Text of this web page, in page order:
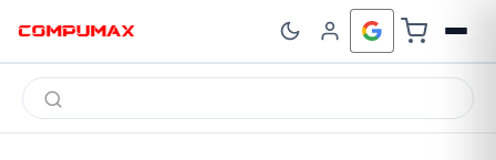
Búsqueda
de
productos